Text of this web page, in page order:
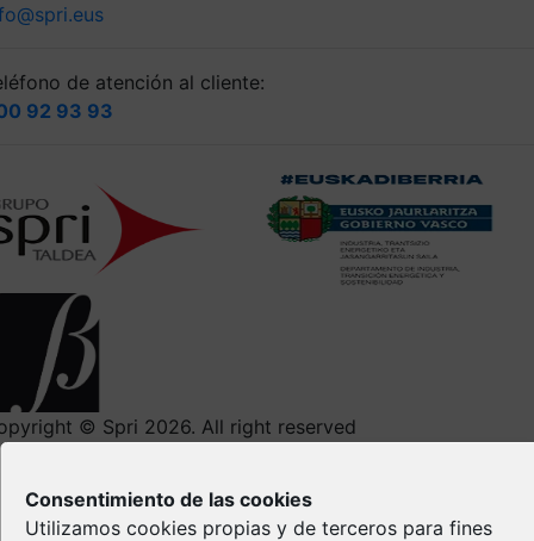
Consentimiento de las cookies
Utilizamos cookies propias y de terceros para fines
de atención al cliente:
92 93 93
© Spri 2026. All right reserved
Política de privacidad
Política de Cookies